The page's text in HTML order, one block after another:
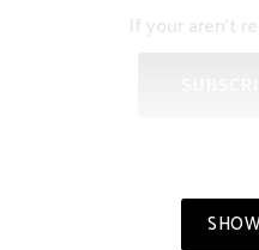
If your aren't